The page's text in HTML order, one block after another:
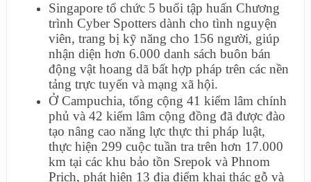
Singapore tổ chức 5 buổi tập huấn Chương
trình Cyber Spotters dành cho tình nguyện
viên, trang bị kỹ năng cho 156 người, giúp
nhận diện hơn 6.000 danh sách buôn bán
động vật hoang dã bất hợp pháp trên các nền
tảng trực tuyến và mạng xã hội.
Ở Campuchia, tổng cộng 41 kiểm lâm chính
phủ và 42 kiểm lâm cộng đồng đã được đào
tạo nâng cao năng lực thực thi pháp luật,
thực hiện 299 cuộc tuần tra trên hơn 17.000
km tại các khu bảo tồn Srepok và Phnom
Prich, phát hiện 13 địa điểm khai thác gỗ và